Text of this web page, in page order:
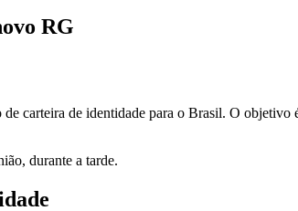
RG
carteira de identidade para o Brasil. O objetivo
durante a tarde.